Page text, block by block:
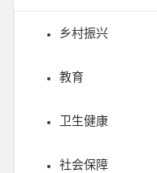
乡村振兴
教育
卫生健康
社会保障